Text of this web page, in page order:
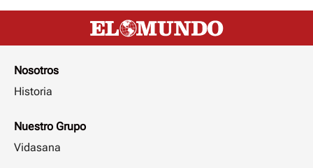
Nosotros
Historia
Nuestro Grupo
Vidasana